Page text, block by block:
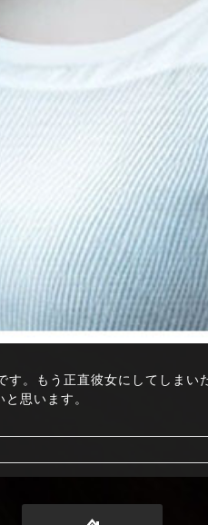
。もう正直彼女にしてしまい
思います。